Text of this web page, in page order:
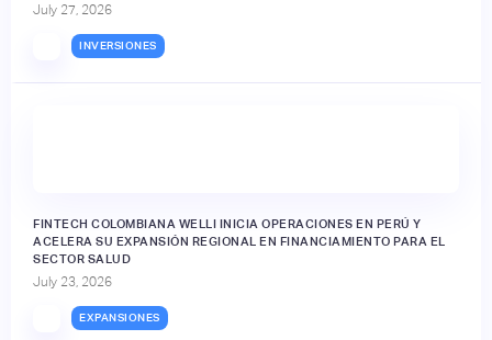
July 27, 2026
INVERSIONES
FINTECH COLOMBIANA WELLI INICIA OPERACIONES EN PERÚ Y
ACELERA SU EXPANSIÓN REGIONAL EN FINANCIAMIENTO PARA EL
SECTOR SALUD
July 23, 2026
EXPANSIONES